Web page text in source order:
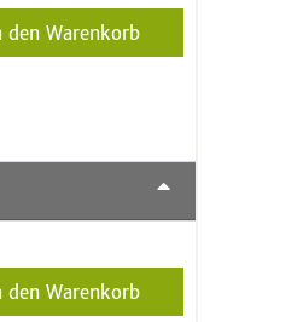
den Warenkorb
den Warenkorb